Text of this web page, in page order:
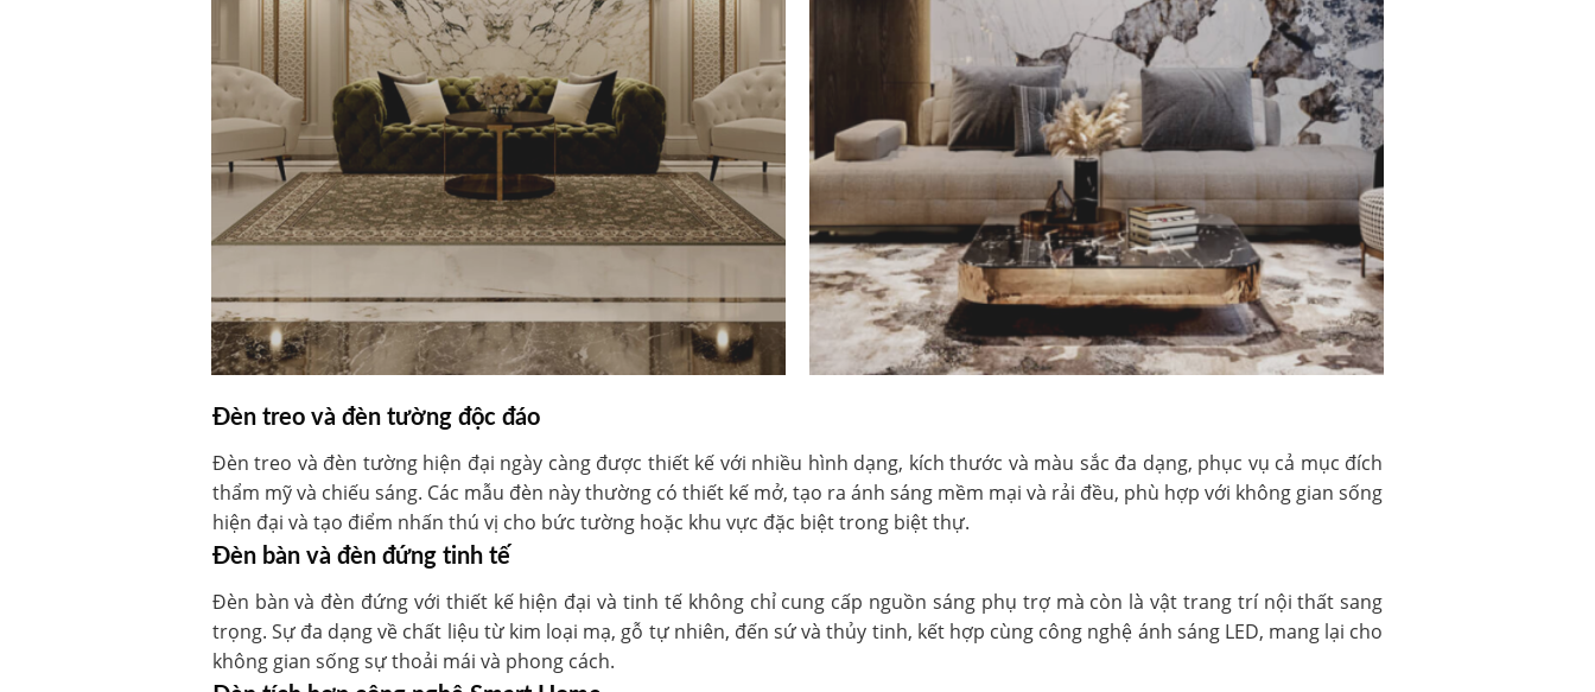
Đèn treo và đèn tường độc đáo
Đèn treo và đèn tường hiện đại ngày càng được thiết kế với nhiều hình dạng, kích thước và màu sắc đa dạng, phục vụ cả mục đích
thẩm mỹ và chiếu sáng. Các mẫu đèn này thường có thiết kế mở, tạo ra ánh sáng mềm mại và rải đều, phù hợp với không gian sống
hiện đại và tạo điểm nhấn thú vị cho bức tường hoặc khu vực đặc biệt trong biệt thự.
Đèn bàn và đèn đứng tinh tế
Đèn bàn và đèn đứng với thiết kế hiện đại và tinh tế không chỉ cung cấp nguồn sáng phụ trợ mà còn là vật trang trí nội thất sang
trọng. Sự đa dạng về chất liệu từ kim loại mạ, gỗ tự nhiên, đến sứ và thủy tinh, kết hợp cùng công nghệ ánh sáng LED, mang lại cho
không gian sống sự thoải mái và phong cách.